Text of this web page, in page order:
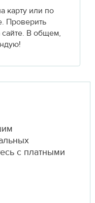
карту или по
Проверить
сайте. В общем,
с платными